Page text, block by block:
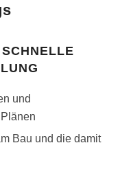
und
Bau und die damit